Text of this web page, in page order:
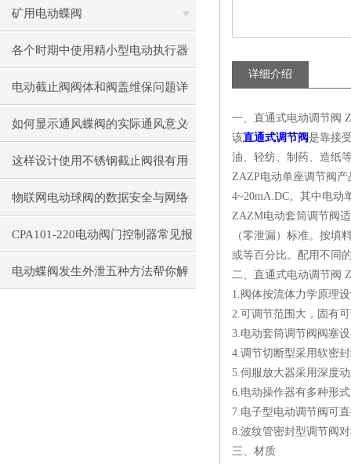
围
矿用电动蝶阀
各个时期中使用精小型电动执行器
出现的小状况
电动截止阀阀体和阀盖维保问题详
细介绍
如何显示通风蝶阀的实际通风意义
这样设计使用不锈钢截止阀很有用
物联网电动球阀的数据安全与网络
安全防护策略
CPA101-220电动阀门控制器常见报
错代码解析：E01-E10故障处理
电动蝶阀发生外泄五种方法帮你解
详细介绍
一、直通式电动调节阀
该直通式调节阀是靠接
油、轻纺、制药、造纸
ZAZP电动单座调节阀产
4~20mA.DC。其中电动
ZAZM电动套筒调节阀
（零泄漏）标准。按填
或等百分比。配用不同
二、直通式电动调节阀
1.阀体按流体力学原理
2.可调节范围大，固有
3.电动套筒调节阀阀塞
4.调节切断型采用软密
5.伺服放大器采用深度
6.电动操作器有多种形
7.电子型电动调节阀可
8.波纹管密封型调节阀
三、材质